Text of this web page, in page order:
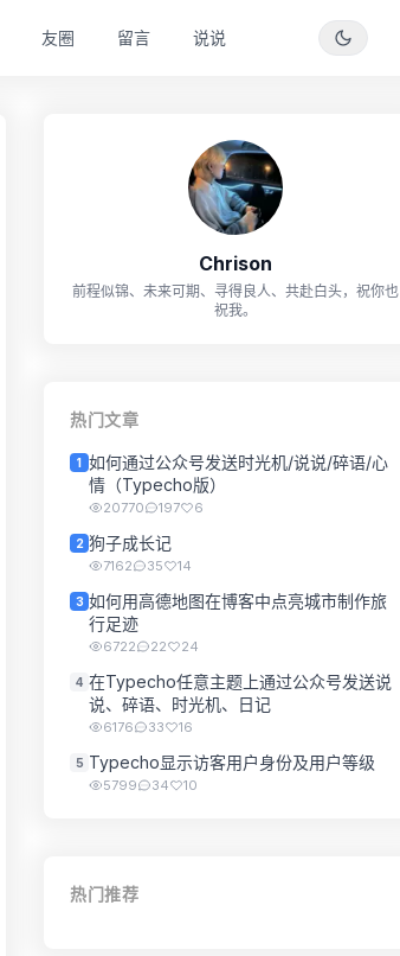
友圈 留言 说说
Chrison
前程似锦、未来可期、寻得良人、共赴白头，祝你也
祝我。
热门文章
1 如何通过公众号发送时光机/说说/碎语/心
情（Typecho版）
20770 197 6
2 狗子成长记
7162 35 14
3 如何用高德地图在博客中点亮城市制作旅
行足迹
6722 22 24
4 在Typecho任意主题上通过公众号发送说
说、碎语、时光机、日记
6176 33 16
5 Typecho显示访客用户身份及用户等级
5799 34 10
热门推荐